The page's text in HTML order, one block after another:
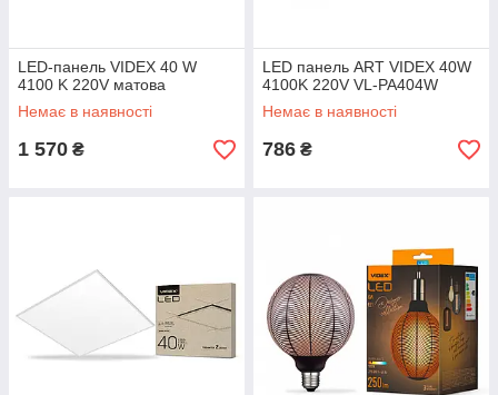
LED-панель VIDEX 40 W
4100 K 220V матова
Немає в наявності
1 570 ₴
LED панель ART VIDEX 40W
4100K 220V VL-PA404W
Немає в наявності
786 ₴